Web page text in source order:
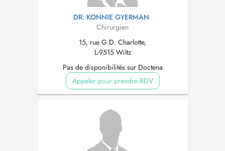
DR. KONNIE GYERMAN
Chirurgien
15, rue G.D. Charlotte,
L-9515 Wiltz
Pas de disponibilités sur Doctena
Appeler pour prendre RDV